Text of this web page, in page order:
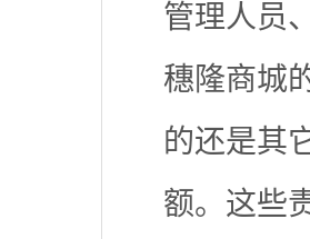
管理人员
穗隆商城
的还是其
额。这些